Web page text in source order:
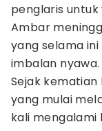
penglaris
Ambar
yang selama
imbalan nyawa.
Sejak
yang mulai
kali mengalami